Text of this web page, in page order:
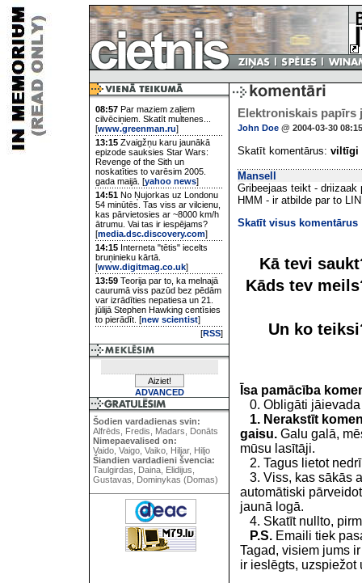
08:57 Par maziem zaļiem
cilvēciņiem. Skatīt multenes...
[www.greenman.ru]
13:15 Zvaigžņu karu jaunākā
epizode sauksies Star Wars:
Revenge of the Sith un
noskatīties to varēsim 2005.
gada maijā. [yahoo news]
14:51 No Ņujorkas uz Londonu
54 minūtēs. Tas viss ar vilcienu,
kas pārvietosies ar ~8000 km/h
ātrumu. Vai tas ir iespējams?
[media.dsc.discovery.com]
14:15 Interneta "tētis" iecelts
bruņinieku kārtā.
[www.digitmag.co.uk]
13:59 Teorija par to, ka melnajā
caurumā viss pazūd bez pēdām
var izrādīties nepatiesa un 21.
jūlijā Stephen Hawking centīsies
to pierādīt. [new scientist]
[RSS]
ADVANCED
Šodien vardadienas svin:
Alfrēds, Fredis, Madars, Donāts
Nimepaevalised on:
Vaido, Vaigo, Vaiko, Hiljar, Hiljo
Šiandien vardadieni švencia:
Taulgirdas, Daina, Elidijus,
Gustavas, Dominykas (Domas)
Elektroniskais papīrs
John Doe @ 2004-03-30 08:15
Skatīt komentārus: viltīgi
Mansell
Gribeejaas teikt - driizaak
HMM - ir atbilde par to
Skatīt visus komentārus
Kā tevi
Kāds tev
Un ko
Īsa pamācība
0. Obligāti jāievada
1. Nerakstīt
gaisu. Galu galā,
mūsu lasītāji.
2. Tagus lietot
3. Viss, kas sākās
automātiski
jaunā logā.
4. Skatīt nullto,
P.S. Emaili tiek
Tagad, visiem jums
ir ieslēgts, uzspiežot